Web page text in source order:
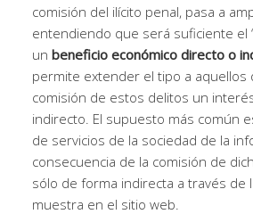
comisión del ilícito penal, pasa a
entendiendo que será suficiente el
un beneficio económico directo o
permite extender el tipo a aquellos
comisión de estos delitos un
indirecto. El supuesto más común
de servicios de la sociedad de la
consecuencia de la comisión de
sólo de forma indirecta a través de
muestra en el sitio web.